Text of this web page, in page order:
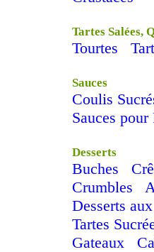
Tartes Salées,
Tourtes
Sauces
Coulis
Sauces pour
Desserts
Buches
Crumbles
Desserts
Tartes
Gateaux